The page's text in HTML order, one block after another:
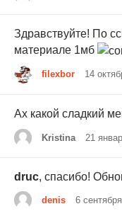
Здравствуйте! По
материале 1мб
filexbor 14
Ах какой сладкий
Kristina 21
druc, спасибо!
denis 6